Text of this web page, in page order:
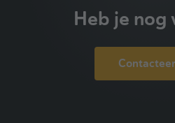
Heb je nog